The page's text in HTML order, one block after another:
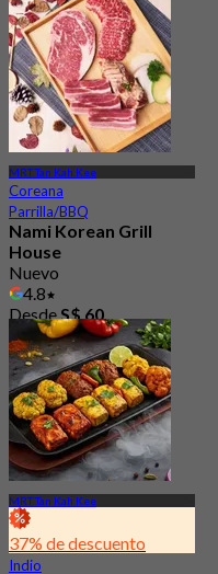
MRT Tan Kah Kee
Coreana
Parrilla/BBQ
Nami Korean Grill
House
Nuevo
4.8
DesdeS$ 60
MRT Tan Kah Kee
37% de descuento
Indio